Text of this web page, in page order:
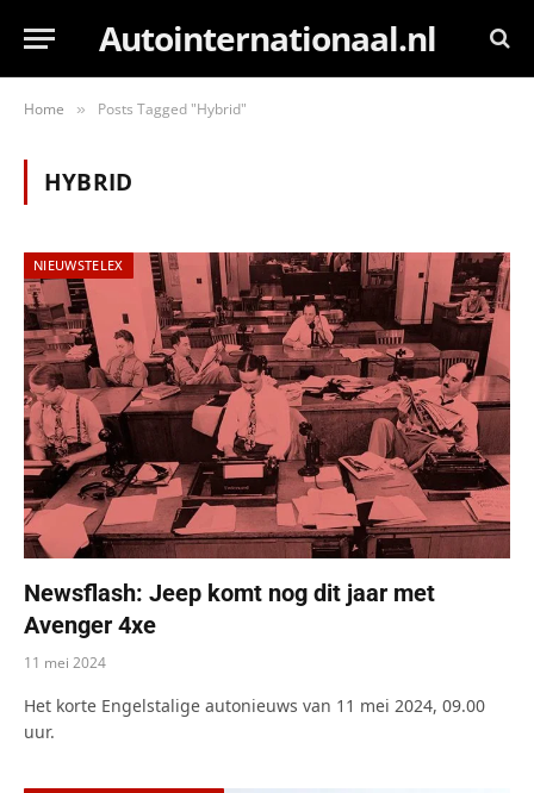
Autointernationaal.nl
Home » Posts Tagged "Hybrid"
HYBRID
NIEUWSTELEX
Newsflash: Jeep komt nog dit jaar met
Avenger 4xe
11 mei 2024
Het korte Engelstalige autonieuws van 11 mei 2024, 09.00
uur.